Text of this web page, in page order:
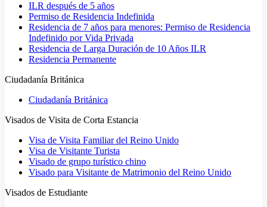
ILR después de 5 años
Permiso de Residencia Indefinida
Residencia de 7 años para menores: Permiso de Residencia
Indefinido por Vida Privada
Residencia de Larga Duración de 10 Años ILR
Residencia Permanente
Ciudadanía Británica
Ciudadanía Británica
Visados de Visita de Corta Estancia
Visa de Visita Familiar del Reino Unido
Visa de Visitante Turista
Visado de grupo turístico chino
Visado para Visitante de Matrimonio del Reino Unido
Visados de Estudiante